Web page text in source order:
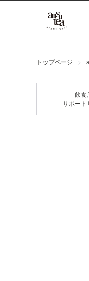
トップページ
飲食
サポート